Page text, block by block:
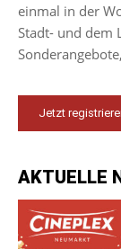
einmal in der
Stadt- und dem
Jetzt
AKTUELLE